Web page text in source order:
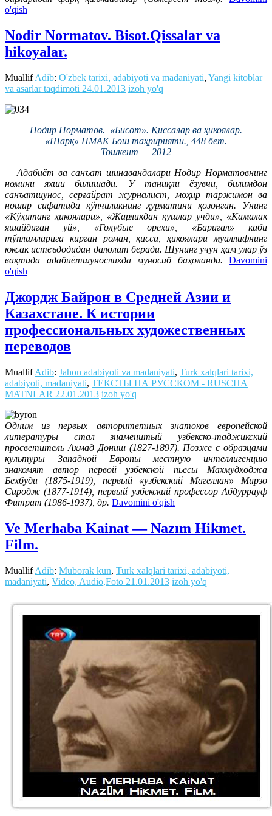
o'qish
Nodir Normatov. Bisot.Qissalar va
hikoyalar.
MuallifAdib: O'zbek tarixi, adabiyoti va madaniyati, Yangi kitoblar
va asarlar taqdimoti 24.01.2013 izoh yo'q
Нодир Норматов. «Бисот». Қиссалар ва ҳикоялар.
«Шарқ» НМАК Бош таҳририяти., 448 бет.
Тошкент — 2012
Адабиёт ва санъат шинавандалари Нодир Норматовнинг
номини яхши билишади. У таниқли ёзувчи, билимдон
санъатшунос, серғайрат журналист, моҳир таржимон ва
ношир сифатида кўпчиликнинг ҳурматини қозонган. Унинг
«Кўҳитанг ҳикоялари», «Жарликдан қушлар учди», «Камалак
яшайдиган уй», «Голубые орехи», «Баригал» каби
тўпламларига кирган роман, қисса, ҳикоялари муаллифнинг
юксак истеъдодидан далолат беради. Шунинг учун ҳам улар ўз
вақтида адабиётшуносликда муносиб баҳоланди.
Davomini
o'qish
Джордж Байрон в Средней Азии и
Казахстане. К истории
профессиональных художественных
переводов
MuallifAdib: Jahon adabiyoti va madaniyati, Turk xalqlari tarixi,
adabiyoti, madaniyati, ТЕКСТЫ НА РУССКОМ - RUSCHA
MATNLAR 22.01.2013 izoh yo'q
Одним из первых авторитетных знатоков европейской
литературы стал знаменитый узбекско-таджикский
просветитель Ахмад Дониш (1827-1897). Позже с образцами
культуры Западной Европы местную интеллигенцию
знакомят автор первой узбекской пьесы Махмудходжа
Бехбуди (1875-1919), первый «узбекский Магеллан» Мирзо
Сиродж (1877-1914), первый узбекский профессор Абдуррауф
Фитрат (1986-1937), др. Davomini o'qish
Ve Merhaba Kainat — Nazım Hikmet.
Film.
MuallifAdib: Muborak kun, Turk xalqlari tarixi, adabiyoti,
madaniyati, Video, Audio,Foto 21.01.2013 izoh yo'q